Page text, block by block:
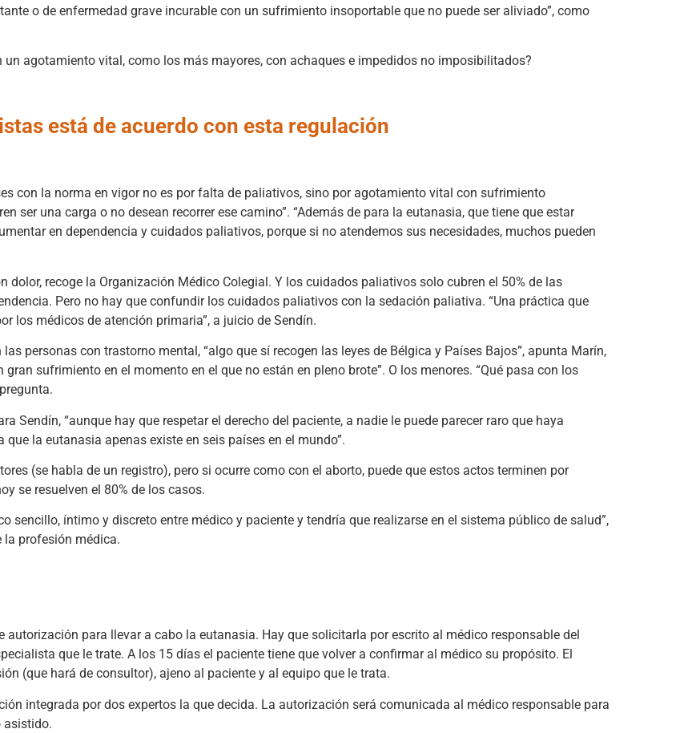
o de enfermedad grave incurable con un sufrimiento insoportable que no puede ser aliviado”, como
agotamiento vital, como los más mayores, con achaques e impedidos no imposibilitados?
está de acuerdo con esta regulación
con la norma en vigor no es por falta de paliativos, sino por agotamiento vital con sufrimiento
ser una carga o no desean recorrer ese camino”. “Además de para la eutanasia, que tiene que estar
en dependencia y cuidados paliativos, porque si no atendemos sus necesidades, muchos pueden
dolor, recoge la Organización Médico Colegial. Y los cuidados paliativos solo cubren el 50% de las
Pero no hay que confundir los cuidados paliativos con la sedación paliativa. “Una práctica que
los médicos de atención primaria”, a juicio de Sendín.
personas con trastorno mental, “algo que sí recogen las leyes de Bélgica y Países Bajos”, apunta Marín,
sufrimiento en el momento en el que no están en pleno brote”. O los menores. “Qué pasa con los
Sendín, “aunque hay que respetar el derecho del paciente, a nadie le puede parecer raro que haya
la eutanasia apenas existe en seis países en el mundo”.
(se habla de un registro), pero si ocurre como con el aborto, puede que estos actos terminen por
se resuelven el 80% de los casos.
sencillo, íntimo y discreto entre médico y paciente y tendría que realizarse en el sistema público de salud”,
la profesión médica.
autorización para llevar a cabo la eutanasia. Hay que solicitarla por escrito al médico responsable del
que le trate. A los 15 días el paciente tiene que volver a confirmar al médico su propósito. El
(que hará de consultor), ajeno al paciente y al equipo que le trata.
integrada por dos expertos la que decida. La autorización será comunicada al médico responsable para
asistido.